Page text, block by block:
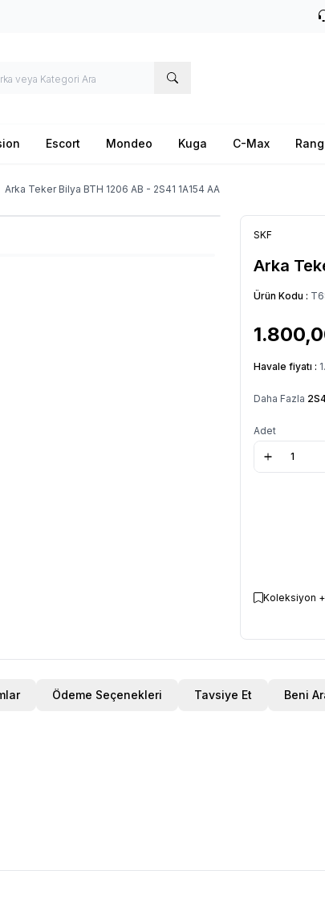
Escort Mondeo Kuga C-Max
Arka Teker Bilya BTH 1206 AB - 2S41 1A154 AA
SKF
Arka
Ürün Kodu :
Havale fiyatı :
Daha Fazla
Adet
Koleksiyon +
Ödeme Seçenekleri Tavsiye Et Beni